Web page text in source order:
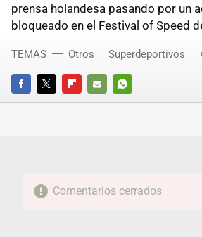
prensa holandesa pasando por un
bloqueado en el Festival of Speed
FACEBOOKTWITTERFLIPBOARD
E-
WHATSAPP
TEMAS Otros Superdeportivos
Comentarios cerrados